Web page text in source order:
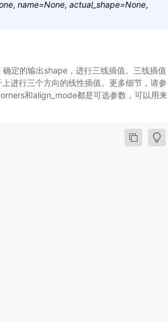
, name=None, actual_shape=None,
确定的输出shape，进行三线插值。三线插值
进行三个方向的线性插值。更多细节，请参
和align_mode都是可选参数，可以用来